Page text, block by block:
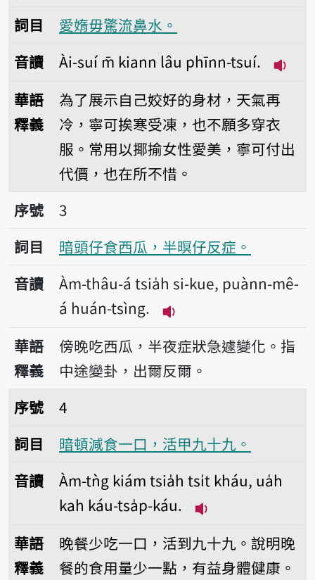
詞目
愛媠毋驚流鼻水。
音讀
Ài-suí m̄ kiann lâu phīnn-tsuí.
華語
釋義
為了展示自己姣好的身材，天氣再
冷，寧可挨寒受凍，也不願多穿衣
服。常用以揶揄女性愛美，寧可付出
代價，也在所不惜。
序號3暗頭仔食西瓜，半暝仔反症。
序號
3
詞目
暗頭仔食西瓜，半暝仔反症。
音讀
Àm-thâu-á tsia̍h si-kue, puànn-mê-
á huán-tsìng.
播放音讀Àm-thâu-á
華語
釋義
傍晚吃西瓜，半夜症狀急遽變化。指
中途變卦，出爾反爾。
序號4暗頓減食一口，活甲九十九。
序號
4
詞目
暗頓減食一口，活甲九十九。
音讀
Àm-tǹg kiám tsia̍h tsi̍t kháu, ua̍h
kah káu-tsa̍p-káu.
華語
釋義
晚餐少吃一口，活到九十九。說明晚
餐的食用量少一點，有益身體健康。